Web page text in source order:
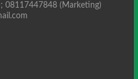
08117447848 (Marketing)